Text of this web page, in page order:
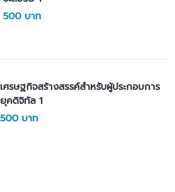
500 บาท
เศรษฐกิจสร้างสรรค์สำหรับผู้ประกอบการ
ยุคดิจิทัล 1
500 บาท